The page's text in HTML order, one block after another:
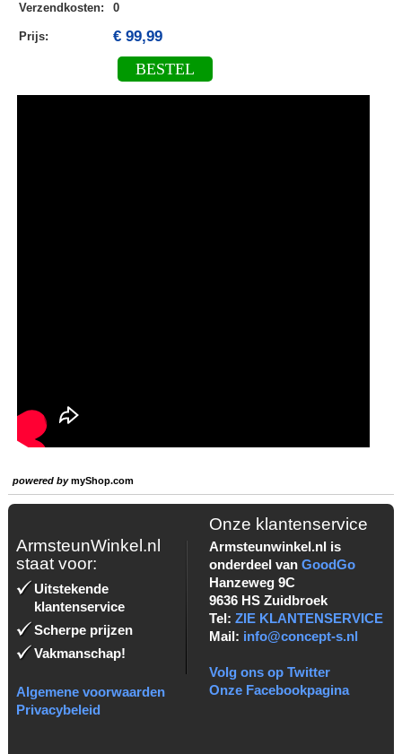
Verzendkosten: 0
Prijs: € 99,99
BESTEL
powered bymyShop.com
ArmsteunWinkel.nl
staat voor:
Uitstekende
klantenservice
Scherpe prijzen
Vakmanschap!
Algemene voorwaarden
Privacybeleid
Onze klantenservice
Armsteunwinkel.nl is
onderdeel van GoodGo
Hanzeweg 9C
9636 HS Zuidbroek
Tel: ZIE KLANTENSERVICE
Mail: info@concept-s.nl
Volg ons op Twitter
Onze Facebookpagina